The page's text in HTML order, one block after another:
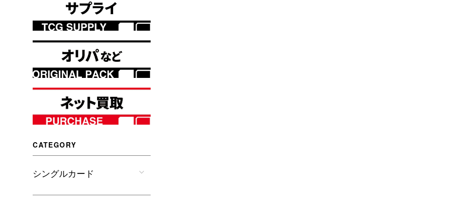
CATEGORY
シングルカード